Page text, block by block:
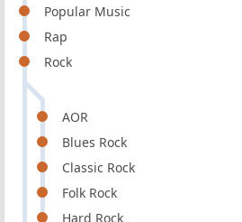
Popular Music
Rap
Rock
AOR
Blues Rock
Classic Rock
Folk Rock
Hard Rock